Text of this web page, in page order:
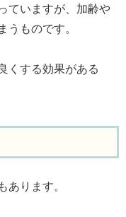
ていますが、加齢や
うものです。
くする効果がある
あります。